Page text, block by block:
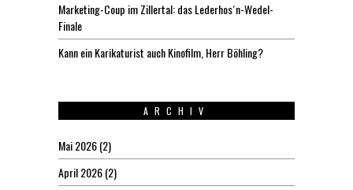
Marketing-Coup im Zillertal: das Lederhos´n-Wedel-
Finale
Kann ein Karikaturist auch Kinofilm, Herr Böhling?
ARCHIV
Mai 2026(2)
April 2026(2)